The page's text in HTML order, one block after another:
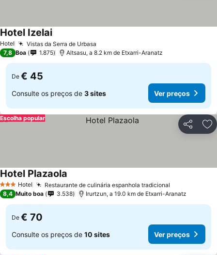
Hotel Vistas da Serra de Urbasa
Hotel Izelai
7,8 Boa 1.875 Altsasu, a 8.2 km de Etxarri-Aranatz
De € 45
Consulte os preços de 3 sites Ver preços
Partilhar
Escolha popular
3 EstrelasHotel Restaurante de culinária espanhola tradicional
Hotel Plazaola
8,4 Muito boa 3.538 Irurtzun, a 19.0 km de Etxarri-Aranatz
De € 70
Consulte os preços de 10 sites Ver preços